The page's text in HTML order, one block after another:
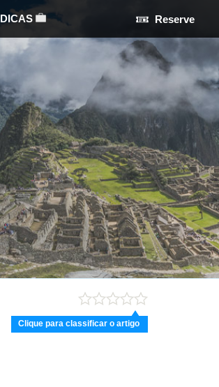
DICAS Reserve
Clique para classificar o artigo